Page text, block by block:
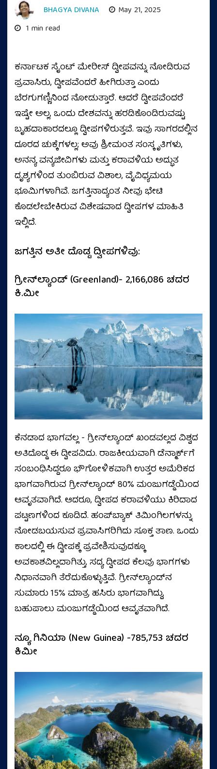
BHAGYA DIVANA
May 21, 2025
1 min read
ಕರ್ನಾಟಕ ಸೈಂಟ್‌ ಮೇರೀಸ್‌ ದ್ವೀಪವನ್ನು ನೋಡಿರುವ
ಪ್ರವಾಸಿರು, ದ್ವೀಪವೆಂದರೆ ಹೀಗಿರುತ್ತಾ ಎಂದು
ಬೆರಗುಗಣ್ಣಿನಿಂದ ನೋಡುತ್ತಾರೆ. ಆದರೆ ದ್ವೀಪವೆಂದರೆ
ಇಷ್ಟೇ ಅಲ್ಲ, ಒಂದು ದೇಶವನ್ನು ಹರಡಿಕೊಂಡಿರುವಷ್ಟು
ಬೃಹದಾಕಾರದಲ್ಲೂ ದ್ವೀಪಗಳಿರುತ್ತವೆ. ಇವು ಸಾಗರದಲ್ಲಿನ
ದೂರದ ಚುಕ್ಕೆಗಳಲ್ಲ; ಅವು ಶ್ರೀಮಂತ ಸಂಸ್ಕೃತಿಗಳು,
ಅನನ್ಯ ವನ್ಯಜೀವಿಗಳು ಮತ್ತು ಕರಾವಳಿಯ ಅದ್ಭುತ
ದೃಶ್ಯಗಳಿಂದ ತುಂಬಿರುವ ವಿಶಾಲ, ವೈವಿಧ್ಯಮಯ
ಭೂಮಿಗಳಾಗಿವೆ. ಜಗತ್ತಿನಾದ್ಯಂತ ನೀವು ಭೇಟಿ
ಕೊಡಲೇಬೇಕಿರುವ ವಿಶೇಷವಾದ ದ್ವೀಪಗಳ ಮಾಹಿತಿ
ಇಲ್ಲಿದೆ.
ಜಗತ್ತಿನ ಅತೀ ದೊಡ್ಡ ದ್ವೀಪಗಳಿವು:
ಗ್ರೀನ್‌ಲ್ಯಾಂಡ್ (Greenland)- 2,166,086 ಚದರ
ಕಿ.ಮೀ
ಕೆನಡಾದ ಭಾಗವಲ್ಲ - ಗ್ರೀನ್‌ಲ್ಯಾಂಡ್ ಖಂಡವಲ್ಲದ ವಿಶ್ವದ
ಅತಿದೊಡ್ಡ ಈ ದ್ವೀಪವಿದು. ರಾಜಕೀಯವಾಗಿ ಡೆನ್ಮಾರ್ಕ್‌ಗೆ
ಸಂಬಂಧಿಸಿದ್ದರೂ ಭೌಗೋಳಿಕವಾಗಿ ಉತ್ತರ ಅಮೆರಿಕದ
ಭಾಗವಾಗಿರುವ ಗ್ರೀನ್‌ಲ್ಯಾಂಡ್ 80% ಮಂಜುಗಡ್ಡೆಯಿಂದ
ಆವೃತವಾಗಿದೆ. ಆದರೂ, ದ್ವೀಪದ ಕರಾವಳಿಯು ಕಿರಿದಾದ
ಪಟ್ಟಣಗಳಿಂದ ಕೂಡಿದೆ. ಹಂಪ್‌ಬ್ಯಾಕ್ ತಿಮಿಂಗಿಲಗಳನ್ನು
ನೋಡಬಯಸುವ ಪ್ರವಾಸಿಗರಿಗಿದು ಸೂಕ್ತ ತಾಣ. ಒಂದು
ಕಾಲದಲ್ಲಿ ಈ ದ್ವೀಪಕ್ಕೆ ಪ್ರವೇಶಿಸುವುದಕ್ಕೂ
ಅವಕಾಶವಿಲ್ಲದಾಗಿತ್ತು, ಸದ್ಯ ದ್ವೀಪದ ಕೆಲವು ಭಾಗಗಳು
ನಿಧಾನವಾಗಿ ತೆರೆದುಕೊಳ್ಳುತ್ತಿವೆ. ಗ್ರೀನ್‌ಲ್ಯಾಂಡ್‌ನ
ಸುಮಾರು 15% ಮಾತ್ರ ಹಸಿರು ಭಾಗವಾಗಿದ್ದು,
ಬಹುಪಾಲು ಮಂಜುಗಡ್ಡೆಯಿಂದ ಆವೃತವಾಗಿದೆ.
ನ್ಯೂ ಗಿನಿಯಾ (New Guinea) -785,753 ಚದರ
ಕಿಮೀ